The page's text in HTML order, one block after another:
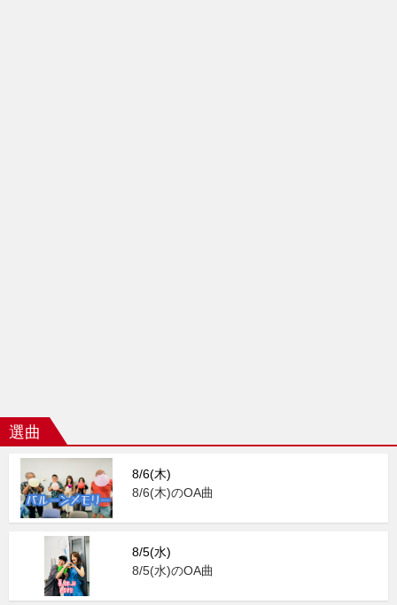
選曲
8/6(木)
8/6(木)のOA曲
8/5(水)
8/5(水)のOA曲